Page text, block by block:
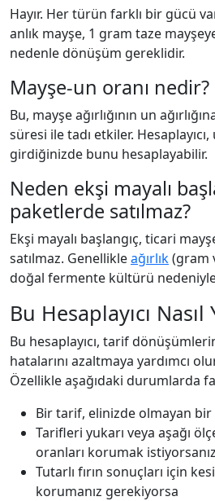
Hayır. Her türün farklı bir gücü
anlık mayşe, 1 gram taze
nedenle dönüşüm gereklidir.
Mayşe-un oranı nedir?
Bu, mayşe ağırlığının un
süresi ile tadı etkiler. Hesaplayıcı,
girdiğinizde bunu hesaplayabilir.
Neden ekşi mayalı
paketlerde satılmaz?
Ekşi mayalı başlangıç, ticari
satılmaz. Genellikleağırlık(gram
doğal fermente kültürü nedeniyle
Bu Hesaplayıcı Nasıl
Bu hesaplayıcı, tarif
hatalarını azaltmaya yardımcı
Özellikle aşağıdaki durumlarda
Bir tarif, elinizde olmayan
Tarifleri yukarı veya aşağı
oranları korumak istiyorsanız
Tutarlı fırın sonuçları için
korumanız gerekiyorsa